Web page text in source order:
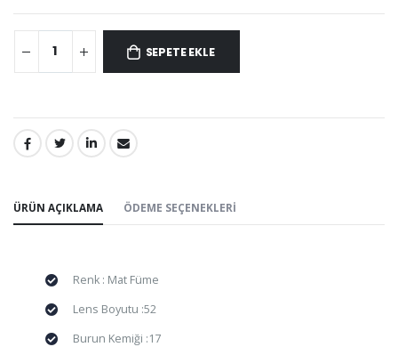
SEPETE EKLE
PAYLAŞ:
ÜRÜN AÇIKLAMA ÖDEME SEÇENEKLERI
Renk : Mat Füme
Lens Boyutu :52
Burun Kemiği :17